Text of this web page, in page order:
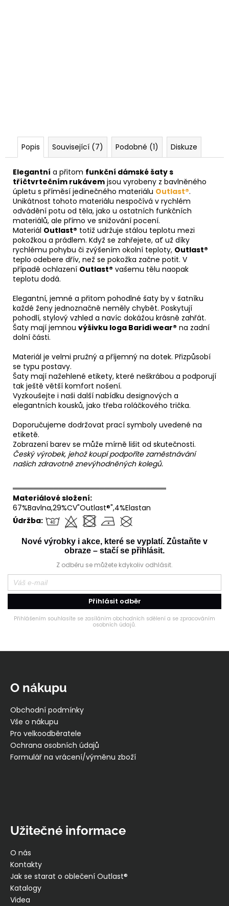
Popis Související (7) Podobné (1) Diskuze
Elegantní a přitom funkční dámské šaty s
tříčtvrtečním rukávem jsou vyrobeny z bavlněného
úpletu s příměsí jedinečného materiálu Outlast®.
Unikátnost tohoto materiálu nespočívá v rychlém
odvádění potu od těla, jako u ostatních funkčních
materiálů, ale přímo ve snižování pocení.
Materiál Outlast® totiž udržuje stálou teplotu mezi
pokožkou a prádlem. Když se zahřejete, ať už díky
rychlému pohybu či zvýšením okolní teploty, Outlast®
teplo odebere dřív, než se pokožka začne potit. V
případě ochlazení Outlast® vašemu tělu naopak
teplotu dodá.
Elegantní, jemné a přitom pohodlné šaty by v šatníku
každé ženy jednoznačně neměly chybět. Poskytují
pohodlí, stylový vzhled a navíc dokážou krásně zahřát.
Šaty mají jemnou výšivku loga Baridi wear® na zadní
dolní části.
Materiál je velmi pružný a příjemný na dotek. Přizpůsobí
se typu postavy.
Šaty mají nažehlené etikety, které neškrábou a podporují
tak ještě větší komfort nošení.
Vyzkoušejte i naši další nabídku designových a
elegantních kousků, jako třeba roláčkového trička.
Doporučujeme dodržovat prací symboly uvedené na
etiketě.
Zobrazení barev se může mírně lišit od skutečnosti.
Český výrobek, jehož koupí podpoříte zaměstnávání
našich zdravotně znevýhodněných kolegů.
══════════════════════════════
Materiálové složení:
67%Bavlna,29%CV"Outlast®",4%Elastan
Údržba:
Nové výrobky i akce, které se vyplatí. Zůstaňte v
obraze – stačí se přihlásit.
Z odběru se můžete kdykoliv odhlásit.
Přihlásit odběr
Přihlášením souhlasíte se zasíláním obchodních sdělení a se zpracováním
osobních údajů.
O nákupu
Obchodní podmínky
Vše o nákupu
Pro velkoodběratele
Ochrana osobních údajů
Formulář na vrácení/výměnu zboží
Užitečné informace
O nás
Kontakty
Jak se starat o oblečení Outlast®
Katalogy
Videa